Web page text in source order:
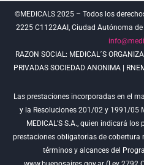
©MEDICALS 2025 – Todos los
2225 C1122AAI, Ciudad Autónoma
RAZON SOCIAL: MEDICAL´S
PRIVADAS SOCIEDAD ANONIMA |
Las prestaciones incorporadas en el
y la Resoluciones 201/02 y 1991/05
MEDICAL’S S.A., quien indicará
prestaciones obligatorias de cobertura
términos y alcances del